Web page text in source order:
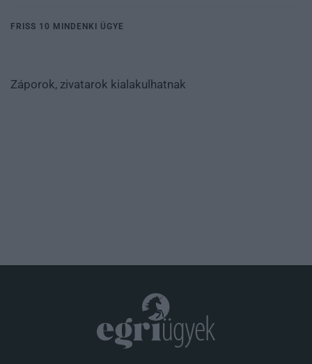
FRISS 10 MINDENKI ÜGYE
Záporok, zivatarok kialakulhatnak